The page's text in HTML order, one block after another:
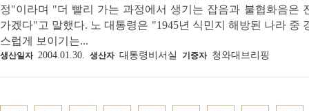
정"이라며 "더 빨리 가는 과정에서 생기는 잡음과 불협화음은
가겠다"고 말했다. 노 대통령은 "1945년 식민지 해방된 나라 중
스럽게 보이기는...
생산일자 2004.01.30. 생산자 대통령비서실 기증자 청와대브리핑